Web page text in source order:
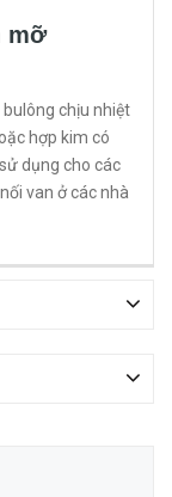
mỡ
chịu nhiệt
hợp kim có
dụng cho các
van ở các nhà